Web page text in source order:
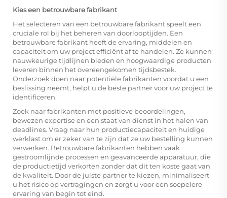
Kies een betrouwbare fabrikant
Het selecteren van een betrouwbare fabrikant speelt een
cruciale rol bij het beheren van doorlooptijden. Een
betrouwbare fabrikant heeft de ervaring, middelen en
capaciteit om uw project efficiënt af te handelen. Ze kunnen
nauwkeurige tijdlijnen bieden en hoogwaardige producten
leveren binnen het overeengekomen tijdsbestek.
Onderzoek doen naar potentiële fabrikanten voordat u een
beslissing neemt, helpt u de beste partner voor uw project te
identificeren.
Zoek naar fabrikanten met positieve beoordelingen,
bewezen expertise en een staat van dienst in het halen van
deadlines. Vraag naar hun productiecapaciteit en huidige
werklast om er zeker van te zijn dat ze uw bestelling kunnen
verwerken. Betrouwbare fabrikanten hebben vaak
gestroomlijnde processen en geavanceerde apparatuur, die
de productietijd verkorten zonder dat dit ten koste gaat van
de kwaliteit. Door de juiste partner te kiezen, minimaliseert
u het risico op vertragingen en zorgt u voor een soepelere
ervaring van begin tot eind.